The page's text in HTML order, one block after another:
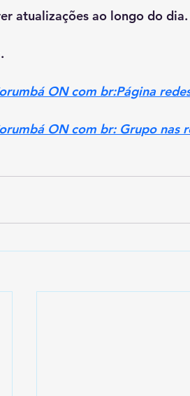
atualizações ao longo do dia.
ON com br:Página
ON com br: Grupo nas